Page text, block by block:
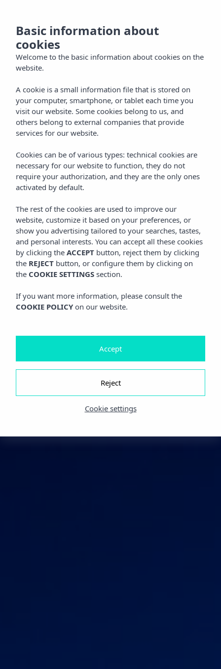
Basic information about
cookies
Welcome to the basic information about cookies on the
website.
A cookie is a small information file that is stored on
your computer, smartphone, or tablet each time you
visit our website. Some cookies belong to us, and
others belong to external companies that provide
services for our website.
Cookies can be of various types: technical cookies are
necessary for our website to function, they do not
require your authorization, and they are the only ones
activated by default.
The rest of the cookies are used to improve our
website, customize it based on your preferences, or
show you advertising tailored to your searches, tastes,
and personal interests. You can accept all these cookies
by clicking the ACCEPT button, reject them by clicking
the REJECT button, or configure them by clicking on
the COOKIE SETTINGS section.
If you want more information, please consult the
COOKIE POLICY on our website.
Cookie settings
Reject
Accept